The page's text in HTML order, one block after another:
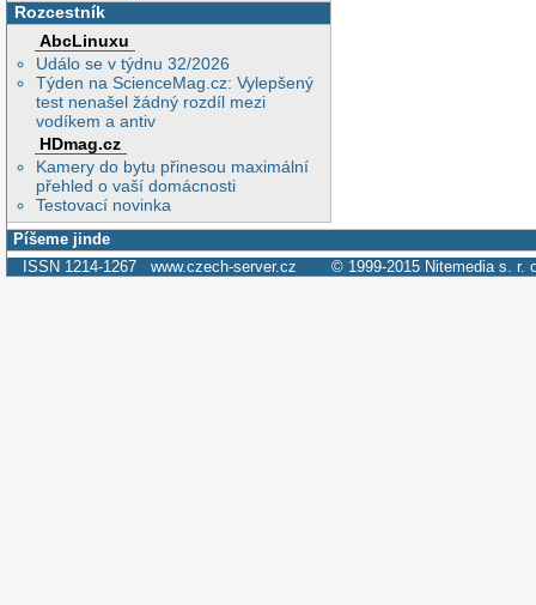
Rozcestník
AbcLinuxu
Událo se v týdnu 32/2026
Týden na ScienceMag.cz: Vylepšený
test nenašel žádný rozdíl mezi
vodíkem a antiv
HDmag.cz
Kamery do bytu přinesou maximální
přehled o vaší domácnosti
Testovací novinka
Píšeme jinde
ISSN 1214-1267 www.czech-server.cz © 1999-2015 Nitemedia s. r.